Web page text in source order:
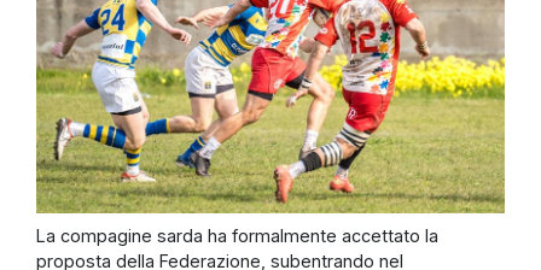
La compagine sarda ha formalmente accettato la
proposta della Federazione, subentrando nel